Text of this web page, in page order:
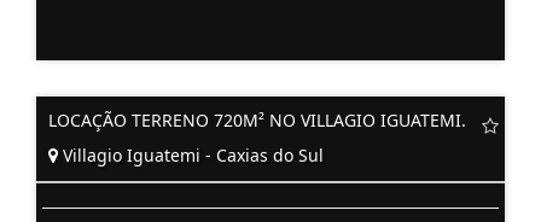
LOCAÇÃO TERRENO 720M² NO VILLAGIO IGUATEMI.
Villagio Iguatemi - Caxias do Sul